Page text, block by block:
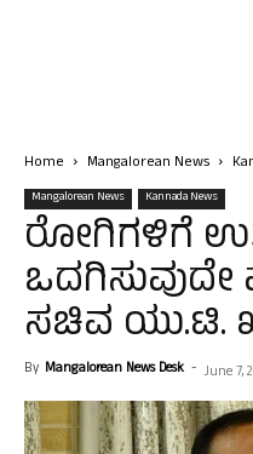
Home Mangalorean News
Mangalorean News Kannada News
ರೋಗಿಗಳಿಗೆ
ಸಚಿವ ಯು.ಟಿ.
By Mangalorean News Desk - June 7,